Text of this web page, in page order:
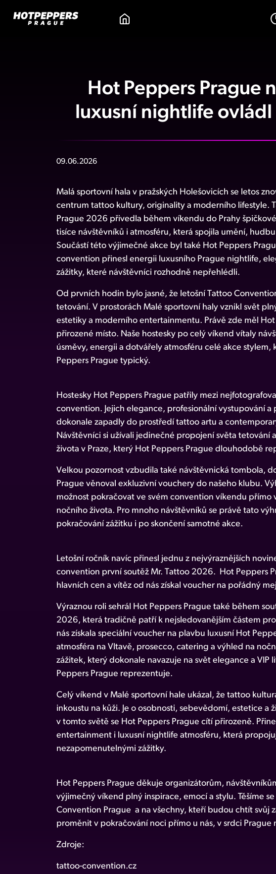
Hot Peppers Prague
luxusní nightlife
09.06.2026
Malá sportovní hala v pražských Holešovicích se letos
centrum tattoo kultury, originality a moderního lifestyle.
Prague 2026 přivedla během víkendu do Prahy
tisíce návštěvníků i atmosféru, která spojila umění,
Součástí této výjimečné akce byl také Hot Peppers
convention přinesl energii luxusního Prague nightlife,
zážitky, které návštěvníci rozhodně nepřehlédli.
Od prvních hodin bylo jasné, že letošní Tattoo
tetování. V prostorách Malé sportovní haly vznikl svět
estetiky a moderního entertainmentu. Právě zde měl Hot
přirozené místo. Naše hostesky po celý víkend vítaly
úsměvy, energii a dotvářely atmosféru celé akce stylem,
Peppers Prague typický.
Hostesky Hot Peppers Prague patřily mezi
convention. Jejich elegance, profesionální vystupování a
dokonale zapadly do prostředí tattoo artu a
Návštěvníci si užívali jedinečné propojení světa tetování
života v Praze, který Hot Peppers Prague dlouhodobě
Velkou pozornost vzbudila také návštěvnická tombola,
Prague věnoval exkluzivní vouchery do našeho klubu.
možnost pokračovat ve svém convention víkendu přímo
nočního života. Pro mnoho návštěvníků se právě tato
pokračování zážitku i po skončení samotné akce.
Letošní ročník navíc přinesl jednu z nejvýraznějších
convention první soutěž Mr. Tattoo 2026. Hot Peppers
hlavních cen a vítěz od nás získal voucher na pořádný
Výraznou roli sehrál Hot Peppers Prague také během
2026, která tradičně patří k nejsledovanějším částem
nás získala speciální voucher na plavbu luxusní Hot
atmosféra na Vltavě, prosecco, catering a výhled na
zážitek, který dokonale navazuje na svět elegance a VIP
Peppers Prague reprezentuje.
Celý víkend v Malé sportovní hale ukázal, že tattoo
inkoustu na kůži. Je o osobnosti, sebevědomí, estetice a
v tomto světě se Hot Peppers Prague cítí přirozeně.
entertainment i luxusní nightlife atmosféru, která
nezapomenutelnými zážitky.
Hot Peppers Prague děkuje organizátorům,
výjimečný víkend plný inspirace, emocí a stylu. Těšíme
Convention Prague a na všechny, kteří budou chtít svůj
proměnit v pokračování noci přímo u nás, v srdci Prague
Zdroje:
tattoo-convention.cz